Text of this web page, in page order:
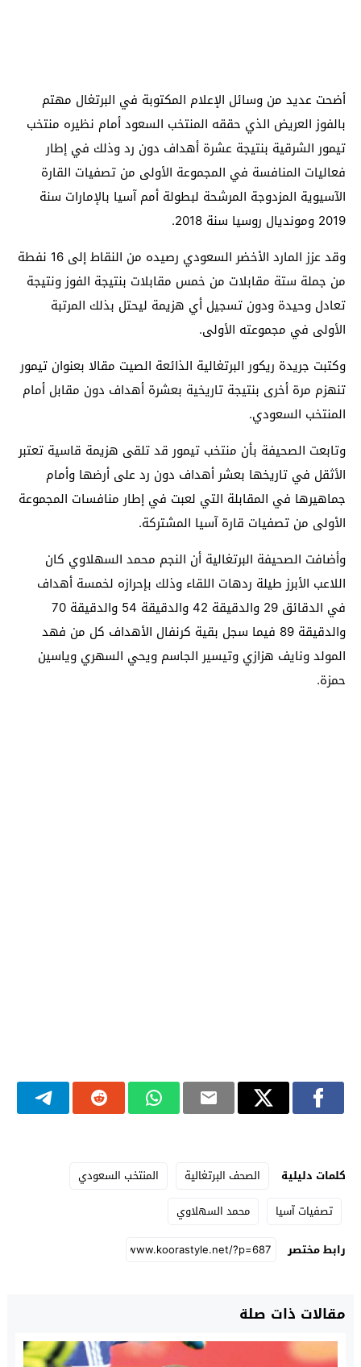
أضحت عديد من وسائل الإعلام المكتوبة في البرتغال مهتم
بالفوز العريض الذي حققه المنتخب السعود أمام نظيره منتخب
تيمور الشرقية بنتيجة عشرة أهداف دون رد وذلك في إطار
فعاليات المنافسة في المجموعة الأولى من تصفيات القارة
الآسيوية المزدوجة المرشحة لبطولة أمم آسيا بالإمارات سنة
2019 ومونديال روسيا سنة 2018.
وقد عزز المارد الأخضر السعودي رصيده من النقاط إلى 16 نفطة
من جملة ستة مقابلات من خمس مقابلات بنتيجة الفوز ونتيجة
تعادل وحيدة ودون تسجيل أي هزيمة ليحتل بذلك المرتبة
الأولى في مجموعته الأولى.
وكتبت جريدة ريكور البرتغالية الذائعة الصيت مقالا بعنوان تيمور
تنهزم مرة أخرى بنتيجة تاريخية بعشرة أهداف دون مقابل أمام
المنتخب السعودي.
وتابعت الصحيفة بأن منتخب تيمور قد تلقى هزيمة قاسية تعتبر
الأثقل في تاريخها بعشر أهداف دون رد على أرضها وأمام
جماهيرها في المقابلة التي لعبت في إطار منافسات المجموعة
الأولى من تصفيات قارة آسيا المشتركة.
وأضافت الصحيفة البرتغالية أن النجم محمد السهلاوي كان
اللاعب الأبرز طيلة ردهات اللقاء وذلك بإحرازه لخمسة أهداف
في الدقائق 29 والدقيقة 42 والدقيقة 54 والدقيقة 70
والدقيقة 89 فيما سجل بقية كرنفال الأهداف كل من فهد
المولد ونايف هزازي وتيسير الجاسم ويحي السهري وياسين
حمزة.
كلمات دليلية الصحف البرتغالية
المنتخب السعودي
تصفيات آسيا
محمد السهلاوي
رابط مختصر
مقالات ذات صلة